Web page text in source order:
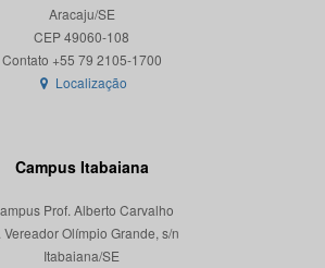
Aracaju/SE
CEP 49060-108
Localização
Campus Itabaiana
Prof. Alberto Carvalho
Vereador Olímpio Grande, s/n
Itabaiana/SE